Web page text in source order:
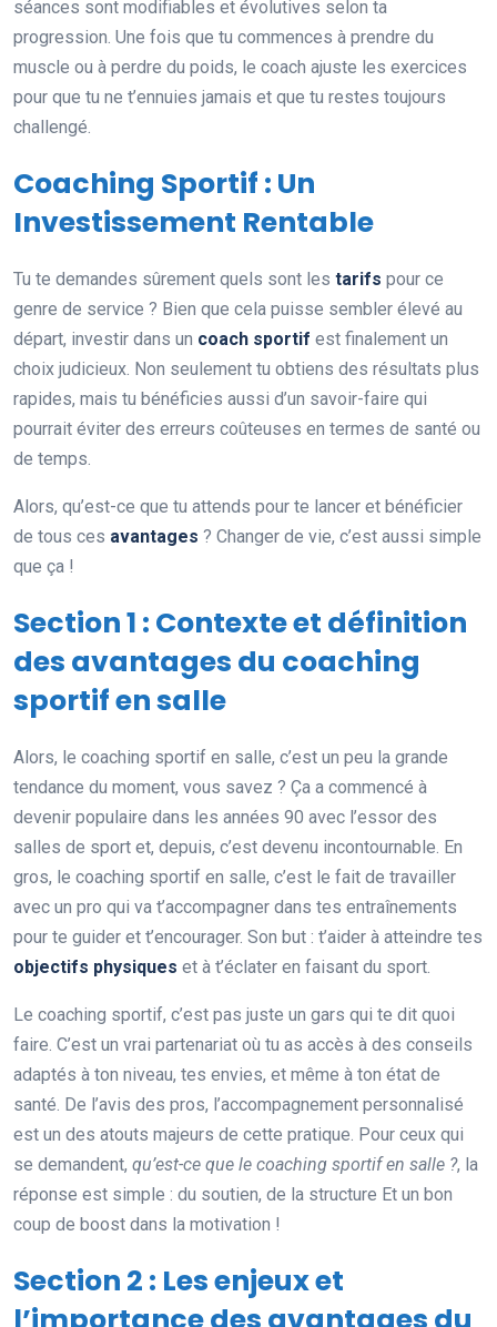
séances sont modifiables et évolutives selon ta
progression. Une fois que tu commences à prendre du
muscle ou à perdre du poids, le coach ajuste les exercices
pour que tu ne t’ennuies jamais et que tu restes toujours
challengé.
Coaching Sportif : Un
Investissement Rentable
Tu te demandes sûrement quels sont les tarifs pour ce
genre de service ? Bien que cela puisse sembler élevé au
départ, investir dans un coach sportif est finalement un
choix judicieux. Non seulement tu obtiens des résultats plus
rapides, mais tu bénéficies aussi d’un savoir-faire qui
pourrait éviter des erreurs coûteuses en termes de santé ou
de temps.
Alors, qu’est-ce que tu attends pour te lancer et bénéficier
de tous ces avantages ? Changer de vie, c’est aussi simple
que ça !
Section 1 : Contexte et définition
des avantages du coaching
sportif en salle
Alors, le coaching sportif en salle, c’est un peu la grande
tendance du moment, vous savez ? Ça a commencé à
devenir populaire dans les années 90 avec l’essor des
salles de sport et, depuis, c’est devenu incontournable. En
gros, le coaching sportif en salle, c’est le fait de travailler
avec un pro qui va t’accompagner dans tes entraînements
pour te guider et t’encourager. Son but : t’aider à atteindre tes
objectifs physiques et à t’éclater en faisant du sport.
Le coaching sportif, c’est pas juste un gars qui te dit quoi
faire. C’est un vrai partenariat où tu as accès à des conseils
adaptés à ton niveau, tes envies, et même à ton état de
santé. De l’avis des pros, l’accompagnement personnalisé
est un des atouts majeurs de cette pratique. Pour ceux qui
se demandent, qu’est-ce que le coaching sportif en salle ?, la
réponse est simple : du soutien, de la structure Et un bon
coup de boost dans la motivation !
Section 2 : Les enjeux et